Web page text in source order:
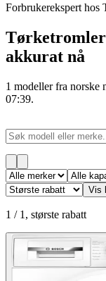
Forbrukerekspert hos
akkurat nå
1 modeller fra norske
07:39.
Vis
1 / 1 , største rabatt